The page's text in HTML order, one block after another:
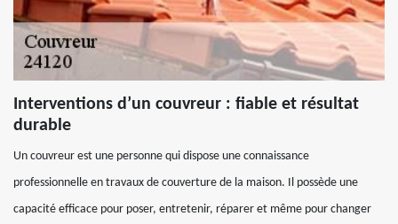
Interventions d’un couvreur : fiable et résultat
durable
Un couvreur est une personne qui dispose une connaissance
professionnelle en travaux de couverture de la maison. Il possède une
capacité efficace pour poser, entretenir, réparer et même pour changer